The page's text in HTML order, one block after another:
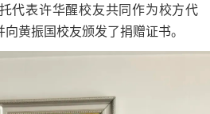
代表许华醒校友共同作为校方代
黄振国校友颁发了捐赠证书。